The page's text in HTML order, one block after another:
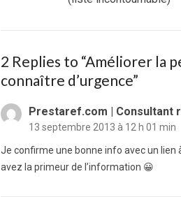
2 Replies to “Améliorer la
connaître d’urgence”
Prestaref.com | Consultant
13 septembre 2013 à 12 h 01 min
Je confirme une bonne info avec un lien
avez la primeur de l’information 😀